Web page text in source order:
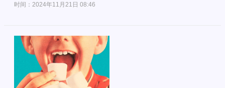
时间：2024年11月21日 08:46